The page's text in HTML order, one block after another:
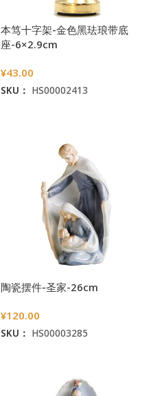
本笃十字架-金色黑珐琅带底
座-6×2.9cm
¥43.00
SKU： HS00002413
陶瓷摆件-圣家-26cm
¥120.00
SKU： HS00003285